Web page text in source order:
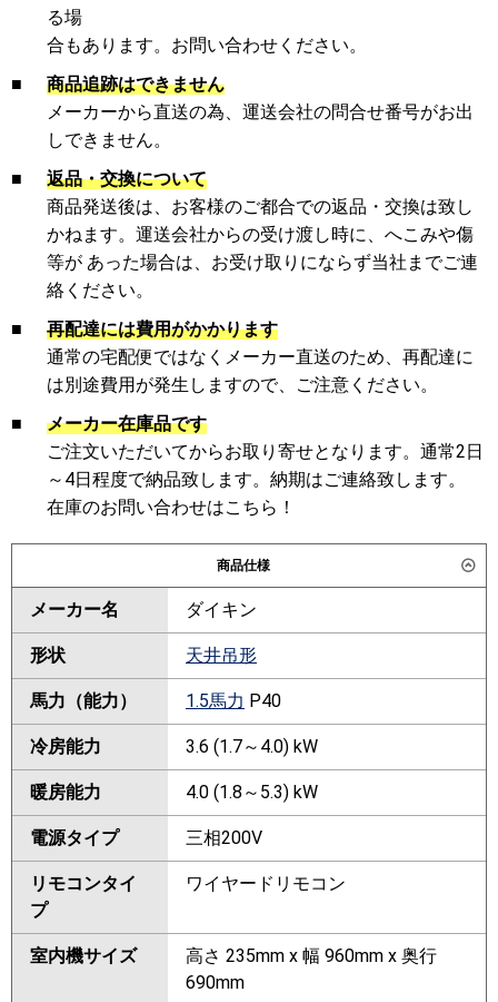
る場
合もあります。お問い合わせください。
■
商品追跡はできません
メーカーから直送の為、運送会社の問合せ番号がお出
しできません。
■
返品・交換について
商品発送後は、お客様のご都合での返品・交換は致し
かねます。運送会社からの受け渡し時に、へこみや傷
等が あった場合は、お受け取りにならず当社までご連
絡ください。
■
再配達には費用がかかります
通常の宅配便ではなくメーカー直送のため、再配達に
は別途費用が発生しますので、ご注意ください。
■
メーカー在庫品です
ご注文いただいてからお取り寄せとなります。通常2日
～4日程度で納品致します。納期はご連絡致します。
在庫のお問い合わせはこちら！
商品仕様
メーカー名 ダイキン
形状 天井吊形
馬力（能力） 1.5馬力 P40
冷房能力 3.6 (1.7～4.0) kW
暖房能力 4.0 (1.8～5.3) kW
電源タイプ 三相200V
リモコンタイ
プ
ワイヤードリモコン
室内機サイズ
高さ 235mm x 幅 960mm x 奥行
690mm